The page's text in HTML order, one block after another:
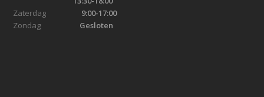
Zaterdag 9:00-17:00
Zondag Gesloten